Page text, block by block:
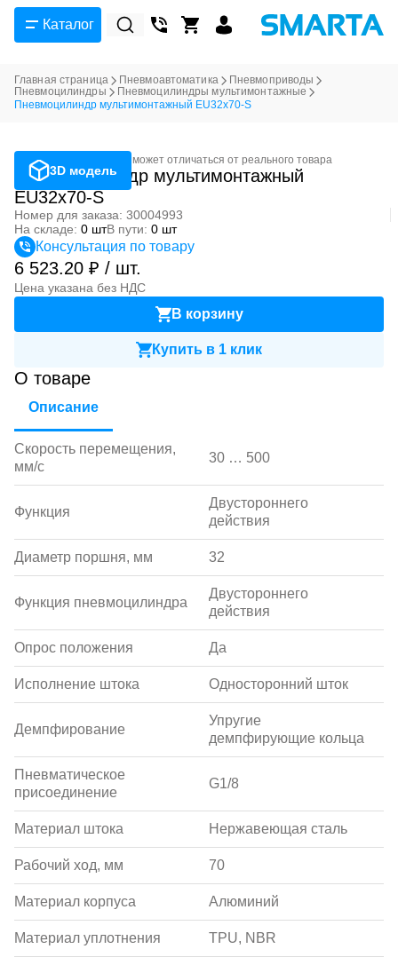
Каталог
Главная страница Пневмоавтоматика
Пневмоприводы
Пневмоцилиндры
Пневмоцилиндры мультимонтажные
Пневмоцилиндр мультимонтажный EU32x70-S
3D модель
Фотография может отличаться от реального товара
Пневмоцилиндр мультимонтажный
EU32x70-S
Номер для заказа: 30004993
На складе: 0 штВ пути: 0 шт
Консультация по товару
6 523.20 ₽ / шт.
Цена указана без НДС
В корзину
Купить в 1 клик
О товаре
Описание
Скорость перемещения,
мм/с
30 … 500
Функция
Двустороннего
действия
Диаметр поршня, мм 32
Функция пневмоцилиндра
Двустороннего
действия
Опрос положения Да
Исполнение штока Односторонний шток
Демпфирование
Упругие
демпфирующие кольца
Пневматическое
присоединение
G1/8
Материал штока Нержавеющая сталь
Рабочий ход, мм 70
Материал корпуса Алюминий
Материал уплотнения TPU, NBR